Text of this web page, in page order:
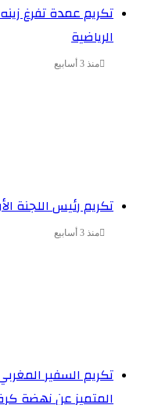
تكريم عمدة تفرغ
الرياضية
منذ 3 أسابيع
تكريم رئيس اللجنة
منذ 3 أسابيع
تكريم السفير
المتميز عن نهضة